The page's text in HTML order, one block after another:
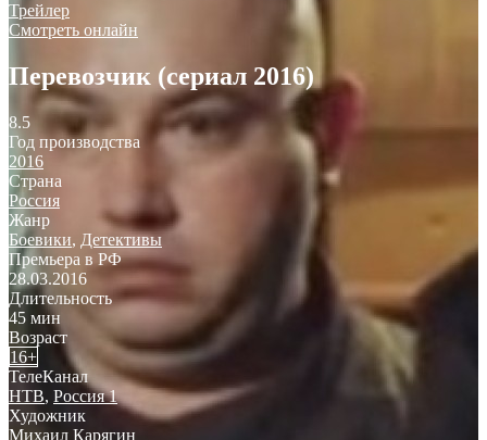
Трейлер
Смотреть онлайн
Перевозчик (сериал 2016)
8.5
Год производства
2016
Страна
Россия
Жанр
Боевики, Детективы
Премьера в РФ
28.03.2016
Длительность
45 мин
Возраст
16+
ТелеКанал
НТВ, Россия 1
Художник
Михаил Карягин